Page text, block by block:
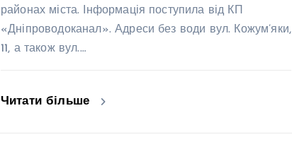
районах міста. Інформація поступила від КП
«Дніпроводоканал». Адреси без води вул. Кожум’яки,
11, а також вул.…
Читати більше